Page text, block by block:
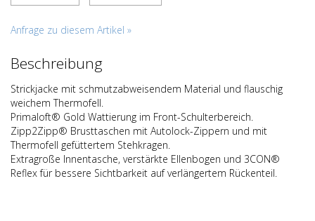
Anfrage zu diesem Artikel »
Beschreibung
Strickjacke mit schmutzabweisendem Material und flauschig
weichem Thermofell.
Primaloft® Gold Wattierung im Front-Schulterbereich.
Zipp2Zipp® Brusttaschen mit Autolock-Zippern und mit
Thermofell gefüttertem Stehkragen.
Extragroße Innentasche, verstärkte Ellenbogen und 3CON®
Reflex für bessere Sichtbarkeit auf verlängertem Rückenteil.